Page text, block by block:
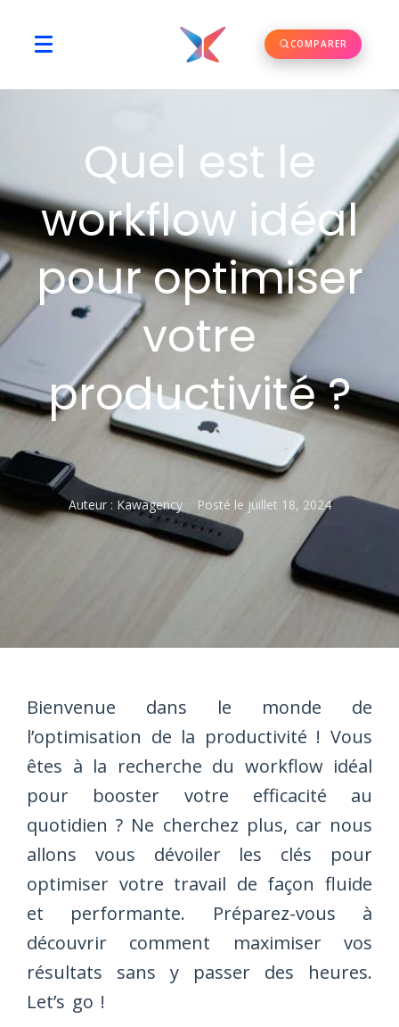
COMPARER
Quel est le
workflow idéal
pour optimiser
votre
productivité ?
Auteur : Kawagency Posté le juillet 18, 2024
Bienvenue dans le monde de
l’optimisation de la productivité ! Vous
êtes à la recherche du workflow idéal
pour booster votre efficacité au
quotidien ? Ne cherchez plus, car nous
allons vous dévoiler les clés pour
optimiser votre travail de façon fluide
et performante. Préparez-vous à
découvrir comment maximiser vos
résultats sans y passer des heures.
Let’s go !